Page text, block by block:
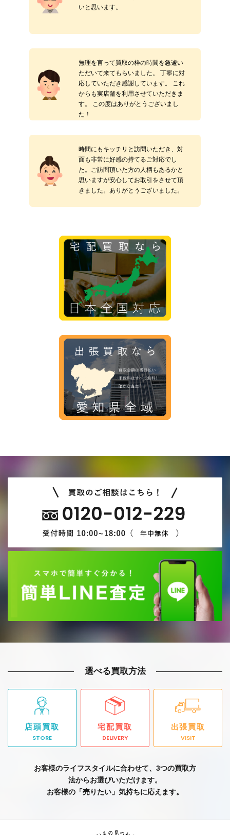
いと思います。
無理を言って買取の枠の時間を急遽い
ただいて来てもらいました。 丁寧に対
応していただき感謝しています。 これ
からも実店舗を利用させていただきま
す。 この度はありがとうございまし
た！
時間にもキッチリと訪問いただき、対
面も非常に好感の持てるご対応でし
た。ご訪問頂いた方の人柄もあるかと
思いますが安心してお取引をさせて頂
きました。ありがとうございました。
選べる買取方法
店頭買取
STORE
宅配買取
DELIVERY
出張買取
VISIT
お客様のライフスタイルに合わせて、3つの買取方
法からお選びいただけます。
お客様の「売りたい」気持ちに応えます。